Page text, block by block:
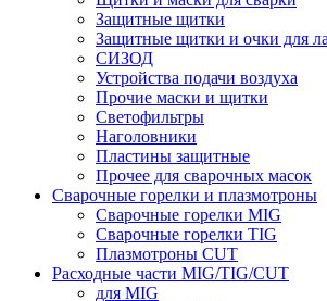
Защитные щитки
Защитные щитки и очки для
СИЗОД
Устройства подачи воздуха
Прочие маски и щитки
Светофильтры
Наголовники
Пластины защитные
Прочее для сварочных масок
Сварочные горелки и плазмотроны
Сварочные горелки MIG
Сварочные горелки TIG
Плазмотроны CUT
Расходные части MIG/TIG/CUT
для MIG